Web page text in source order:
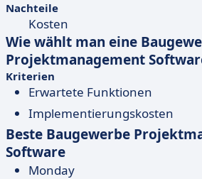
Nachteile
Kosten
Wie wählt man eine
Projektmanagement
Kriterien
Erwartete Funktionen
Implementierungskosten
Beste Baugewerbe
Software
Monday